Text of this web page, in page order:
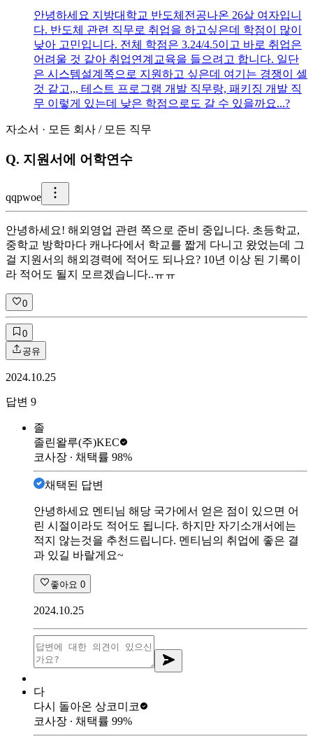
안녕하세요 지방대학교 반도체전공나온 26살 여자입니
다. 반도체 관련 직무로 취업을 하고싶은데 학점이 많이
낮아 고민입니다. 전체 학점은 3.24/4.5이고 바로 취업은
어려울 것 같아 취업연계교육을 들으려고 합니다. 일단
은 시스템설계쪽으로 지원하고 싶은데 여기는 경쟁이 셀
것 같고,,, 테스트 프로그램 개발 직무랑, 패키징 개발 직
무 이렇게 있는데 낮은 학점으로도 갈 수 있을까요...?
자소서 · 모든 회사 / 모든 직무
Q. 지원서에 어학연수
qqpwoe
안녕하세요! 해외영업 관련 쪽으로 준비 중입니다. 초등학교,
중학교 방학마다 캐나다에서 학교를 짧게 다니고 왔었는데 그
걸 지원서의 해외경력에 적어도 되나요? 10년 이상 된 기록이
라 적어도 될지 모르겠습니다..ㅠㅠ
0
0
공유
2024.10.25
답변 9
졸
졸린왈루(주)KEC
코사장 ∙ 채택률 98%
채택된 답변
안녕하세요 멘티님 해당 국가에서 얻은 점이 있으면 어
린 시절이라도 적어도 됩니다. 하지만 자기소개서에는
적지 않는것을 추천드립니다. 멘티님의 취업에 좋은 결
과 있길 바랄게요~
좋아요 0
2024.10.25
다
다시 돌아온 상코미코
코사장 ∙ 채택률 99%